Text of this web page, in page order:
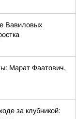
Вавиловых
Марат Фаатович,
за клубникой: